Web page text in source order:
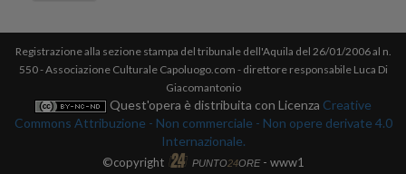
Registrazione alla sezione stampa del tribunale dell'Aquila del 26/01/2006 al n.
550 - Associazione Culturale Capoluogo.com - direttore responsabile Luca Di
Giacomantonio
Quest'opera è distribuita con Licenza Creative
Commons Attribuzione - Non commerciale - Non opere derivate 4.0
Internazionale.
©copyright PUNTO24ORE- www1